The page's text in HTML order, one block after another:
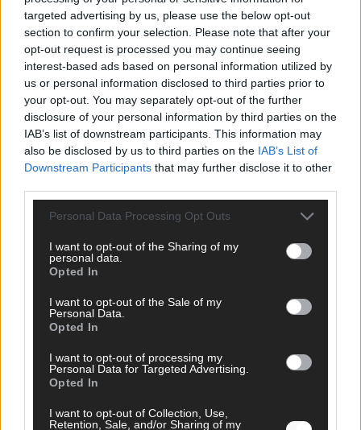
targeted advertising by us, please use the below opt-out
section to confirm your selection. Please note that after your
opt-out request is processed you may continue seeing
interest-based ads based on personal information utilized by
us or personal information disclosed to third parties prior to
your opt-out. You may separately opt-out of the further
disclosure of your personal information by third parties on the
IAB’s list of downstream participants. This information may
also be disclosed by us to third parties on the IAB’s List of
Downstream Participants that may further disclose it to other
Personal Data Processing Opt Outs
I want to opt-out of the Sharing of my
personal data.
Opted In
I want to opt-out of the Sale of my
Personal Data.
Opted In
I want to opt-out of processing my
Personal Data for Targeted Advertising.
Opted In
I want to opt-out of Collection, Use,
Retention, Sale, and/or Sharing of my
TOP STORIES
Monaco, Sallys Café, Westernbrauerei – der
Europa-Park 2026 macht vieles neu
EXTRA
Juni 2026
DARA gewinnt verdient, Israel beunruhigend –
KOMMENTAR